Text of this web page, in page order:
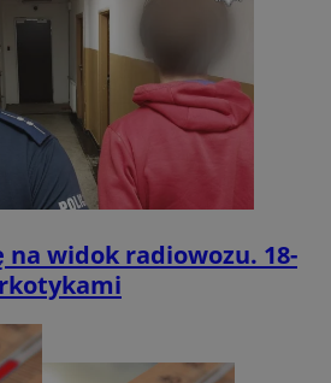
na widok radiowozu. 18-